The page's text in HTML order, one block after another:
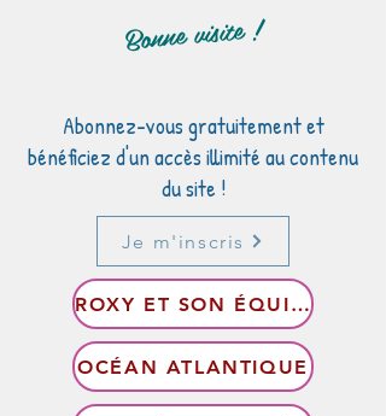
Bonne visite !
Abonnez-vous gratuitement et
bénéficiez d'un accès illimité au contenu
du site !
Je m'inscris
ROXY ET SON ÉQUIPAGE
OCÉAN ATLANTIQUE